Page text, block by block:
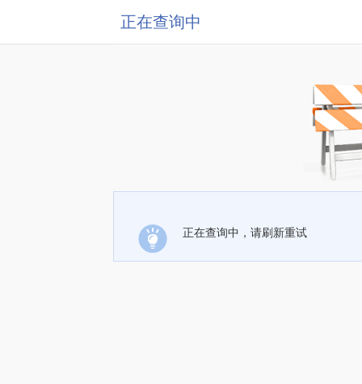
正在查询中
正在查询中，请刷新重试